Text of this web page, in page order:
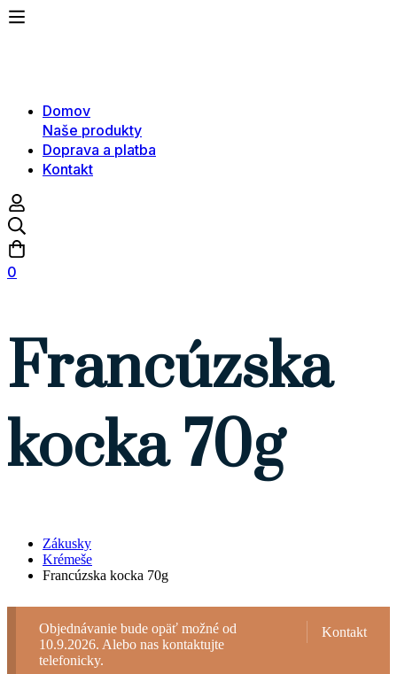
Domov
Naše produkty
Doprava a platba
Kontakt
0
Francúzska
kocka 70g
Zákusky
Krémeše
Francúzska kocka 70g
Kontakt
Objednávanie bude opäť možné od
10.9.2026. Alebo nas kontaktujte
telefonicky.